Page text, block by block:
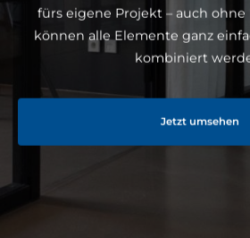
fürs eigene Projekt – auch ohne
können alle Elemente ganz
kombiniert
Jetzt umsehen